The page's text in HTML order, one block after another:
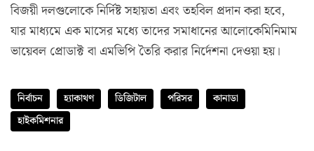
বিজয়ী দলগুলোকে নির্দিষ্ট সহায়তা এবং তহবিল প্রদান করা হবে,
যার মাধ্যমে এক মাসের মধ্যে তাদের সমাধানের আলোকেমিনিমাম
ভায়েবল প্রোডাক্ট বা এমভিপি তৈরি করার নির্দেশনা দেওয়া হয়।
নির্বাচন হ্যাকাথণ ডিজিটাল পরিসর
কানাডা
হাইকমিশনার